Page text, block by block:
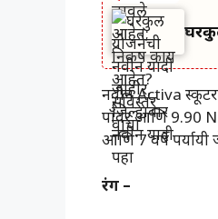
नवीन Activa
पॉवर आणि 9.90
आणि 7 वर्षे
रंग –